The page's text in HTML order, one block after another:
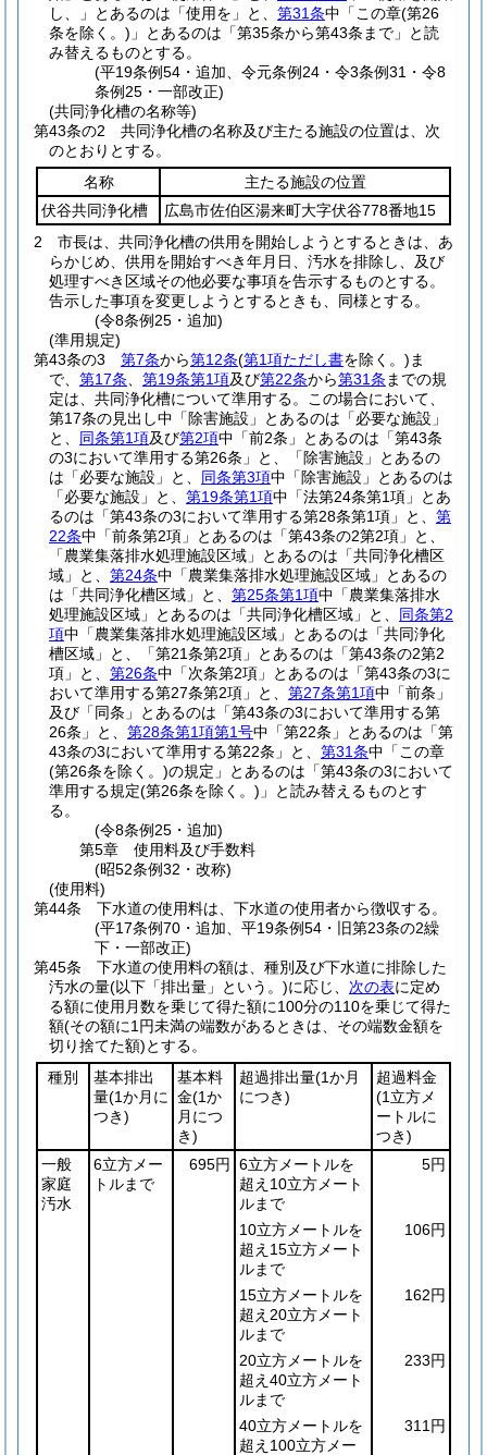
し、」とあるのは「使用を」と、 第31条中「この章(第26
条を除く。) 」とあるのは「第35条から第43条まで」と読
み替えるものとする。
(平19条例54・追加、令元条例24・令3条例31・令8
条例25・一部改正)
(共同浄化槽の名称等)
第43条の2
共同浄化槽の名称及び主たる施設の位置は、次
のとおりとする。
名称
主たる施設の位置
伏谷共同浄化槽
広島市佐伯区湯来町大字伏谷778番地15
2
市長は、共同浄化槽の供用を開始しようとするときは、あ
らかじめ、供用を開始すべき年月日、汚水を排除し、及び
処理すべき区域その他必要な事項を告示するものとする。
告示した事項を変更しようとするときも、同様とする。
(令8条例25・追加)
(準用規定)
第43条の3
第7条から第12条(第1項ただし書を除く。) ま
で、 第17条 第19条第1項及び第22条から第31条 までの規
定は、共同浄化槽について準用する。
この場合において、
第17条の見出し中「除害施設」とあるのは「必要な施設」
と、 同条第1項及び第2項中「前2条」とあるのは「第43条
の3において準用する第26条」と、「除害施設」とあるの
は「必要な施設」と、 同条第3項中「除害施設」とあるのは
「必要な施設」と、 第19条第1項中「法第24条第1項」とあ
るのは「第43条の3において準用する第28条第1項」と、 第
22条中「前条第2項」とあるのは「第43条の2第2項」と、
「農業集落排水処理施設区域」とあるのは「共同浄化槽区
域」と、 第24条中「農業集落排水処理施設区域」とあるの
は「共同浄化槽区域」と、 第25条第1項中「農業集落排水
処理施設区域」とあるのは「共同浄化槽区域」と、 同条第2
項中「農業集落排水処理施設区域」とあるのは「共同浄化
槽区域」と、「第21条第2項」とあるのは「第43条の2第2
項」と、 第26条中「次条第2項」とあるのは「第43条の3に
おいて準用する第27条第2項」と、 第27条第1項中「前条」
及び「同条」とあるのは「第43条の3において準用する第
26条」と、 第28条第1項第1号中「第22条」とあるのは「第
43条の3において準用する第22条」と、 第31条中「この章
(第26条を除く。)の規定」とあるのは「第43条の3において
準用する規定(第26条を除く。) 」と読み替えるものとす
る。
(令8条例25・追加)
第5章
使用料及び手数料
(昭52条例32・改称)
(使用料)
第44条
下水道の使用料は、下水道の使用者から徴収する。
(平17条例70・追加、平19条例54・旧第23条の2繰
下・一部改正)
第45条
下水道の使用料の額は、種別及び下水道に排除した
汚水の量(以下「排出量」という。)に応じ、 次の表に定め
る額に使用月数を乗じて得た額に100分の110を乗じて得た
額(その額に1円未満の端数があるときは、その端数金額を
切り捨てた額)とする。
種別
基本排出
量(1か月に
つき)
基本料
金(1か
月につ
き)
超過排出量(1か月
につき)
超過料金
(1立方メ
ートルに
つき)
一般
家庭
汚水
6立方メー
トルまで
695円
6立方メートルを
超え10立方メート
ルまで
5円
10立方メートルを
超え15立方メート
ルまで
106円
15立方メートルを
超え20立方メート
ルまで
162円
20立方メートルを
超え40立方メート
ルまで
233円
40立方メートルを
超え100立方メー
311円